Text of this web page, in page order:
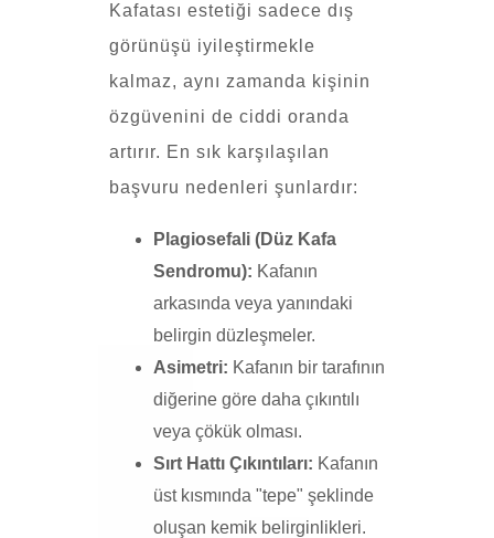
Kafatası estetiği sadece dış
görünüşü iyileştirmekle
kalmaz, aynı zamanda kişinin
özgüvenini de ciddi oranda
artırır. En sık karşılaşılan
başvuru nedenleri şunlardır:
Plagiosefali (Düz Kafa
Sendromu): Kafanın
arkasında veya yanındaki
belirgin düzleşmeler.
Asimetri: Kafanın bir tarafının
diğerine göre daha çıkıntılı
veya çökük olması.
Sırt Hattı Çıkıntıları: Kafanın
üst kısmında "tepe" şeklinde
oluşan kemik belirginlikleri.